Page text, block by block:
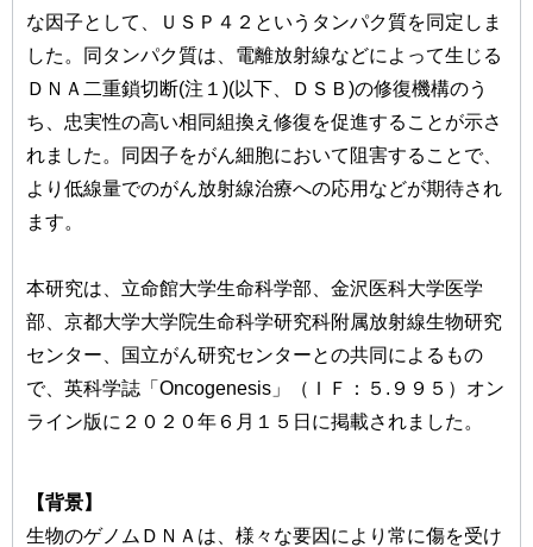
な因子として、ＵＳＰ４２というタンパク質を同定しま
した。同タンパク質は、電離放射線などによって生じる
ＤＮＡ二重鎖切断(注１)(以下、ＤＳＢ)の修復機構のう
ち、忠実性の高い相同組換え修復を促進することが示さ
れました。同因子をがん細胞において阻害することで、
より低線量でのがん放射線治療への応用などが期待され
ます。
本研究は、立命館大学生命科学部、金沢医科大学医学
部、京都大学大学院生命科学研究科附属放射線生物研究
センター、国立がん研究センターとの共同によるもの
で、英科学誌「Oncogenesis」（ＩＦ：５.９９５）オン
ライン版に２０２０年６月１５日に掲載されました。
【背景】
生物のゲノムＤＮＡは、様々な要因により常に傷を受け